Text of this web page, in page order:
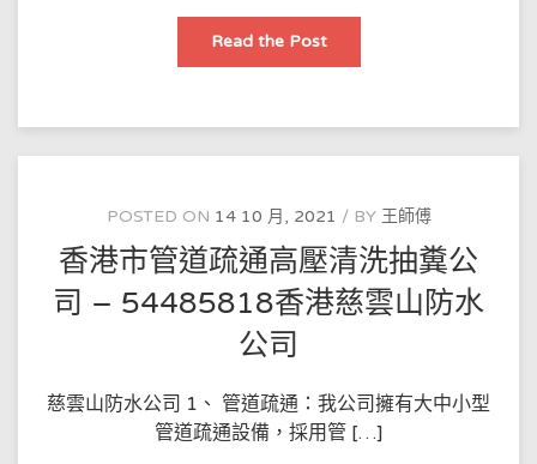
水
司
Read the Post香
抽
房
漏
疏
通
–
54485818
香
港
慈
公
司
POSTED ON 14 10 月, 2021 BY 王師傅
香港市管道疏通高壓清洗抽糞公
司 – 54485818香港慈雲山防水
公司
慈雲山防水公司 1、 管道疏通：我公司擁有大中小型
管道疏通設備，採用管 […]